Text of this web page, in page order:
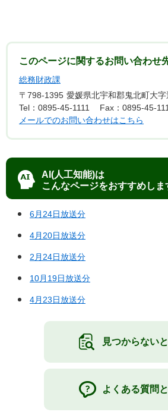
このページに関するお問い合わせ
総務財政課
〒798-1395 愛媛県北宇和郡鬼北町大字
Tel：0895-45-1111
Fax：0895-45-
メールでのお問い合わせはこちら
AI(人工知能)は
こんなページをおすすめしま
6月24日放送分
4月20日放送分
2月24日放送分
10月19日放送分
4月23日放送分
見つからない
よくある質問